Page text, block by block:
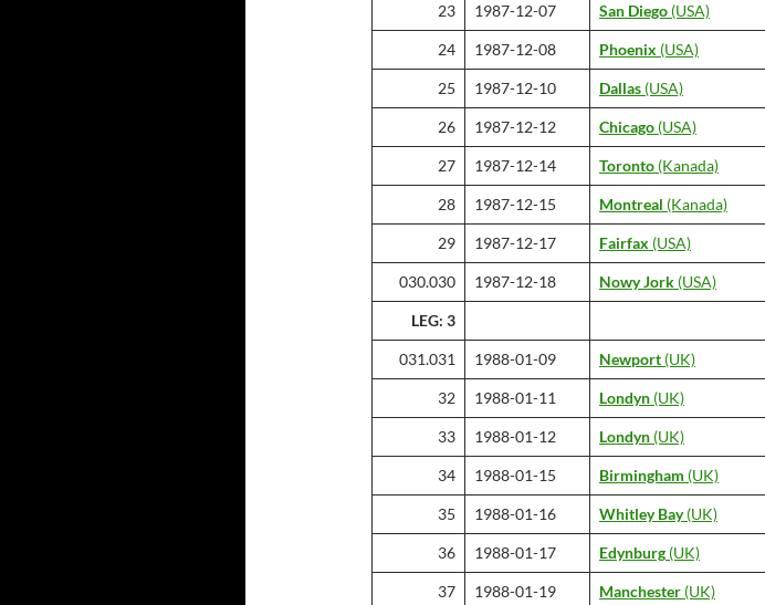
23 1987-12-07 San Diego (USA)
24 1987-12-08 Phoenix (USA)
25 1987-12-10 Dallas (USA)
26 1987-12-12 Chicago (USA)
27 1987-12-14 Toronto (Kanada)
28 1987-12-15 Montreal (Kanada)
29 1987-12-17 Fairfax (USA)
030.030 1987-12-18 Nowy Jork (USA)
LEG: 3
031.031 1988-01-09 Newport (UK)
32 1988-01-11 Londyn (UK)
33 1988-01-12 Londyn (UK)
34 1988-01-15 Birmingham (UK)
35 1988-01-16 Whitley Bay(UK)
36 1988-01-17 Edynburg (UK)
37 1988-01-19 Manchester (UK)